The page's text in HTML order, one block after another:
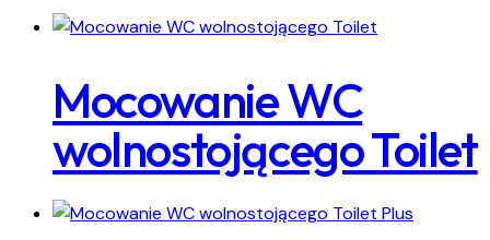
Mocowanie WC
wolnostojącego Toilet